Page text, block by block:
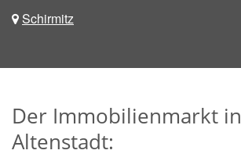
Schirmitz
Der Immobilienmarkt in
Altenstadt: